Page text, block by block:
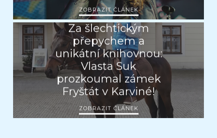
ZOBRAZIT ČLÁNEK
Za šlechtickým
přepychem a
unikátní knihovnou:
Vlasta Suk
prozkoumal zámek
Fryštát v Karviné!
ZOBRAZIT ČLÁNEK